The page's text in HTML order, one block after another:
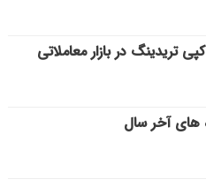
تریدینگ در بازار معاملاتی
آخر سال